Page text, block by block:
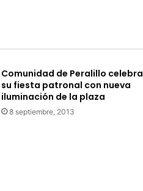
Comunidad de Peralillo celebra
su fiesta patronal con nueva
iluminación de la plaza
8 septiembre, 2013